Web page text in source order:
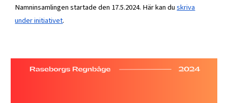
Namninsamlingen startade den 17.5.2024. Här kan du skriva
under initiativet.